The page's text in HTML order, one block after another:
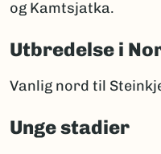
og Kamtsjatka.
Utbredelse i
Vanlig nord til
Unge stadier